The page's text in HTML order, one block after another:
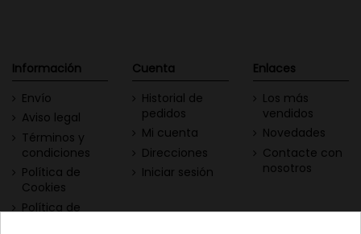
Información
Envío
Aviso legal
Términos y
condiciones
Política de
Cookies
Política de
Cuenta
Historial de
pedidos
Mi cuenta
Direcciones
Iniciar sesión
Enlaces
Los más
vendidos
Novedades
Contacte con
nosotros